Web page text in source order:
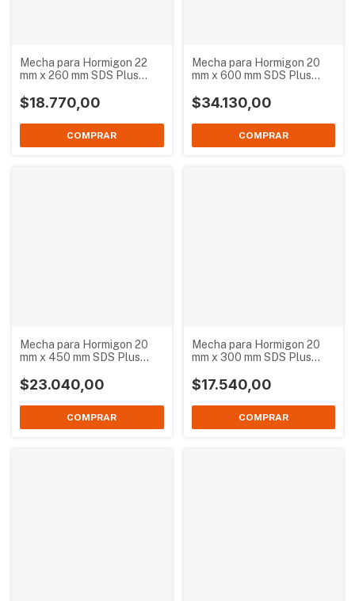
Mecha para Hormigon 22
mm x 260 mm SDS Plus
$18.770,00
Mecha para Hormigon 20
mm x 600 mm SDS Plus
$34.130,00
Mecha para Hormigon 20
mm x 450 mm SDS Plus
$23.040,00
Mecha para Hormigon 20
mm x 300 mm SDS Plus
$17.540,00